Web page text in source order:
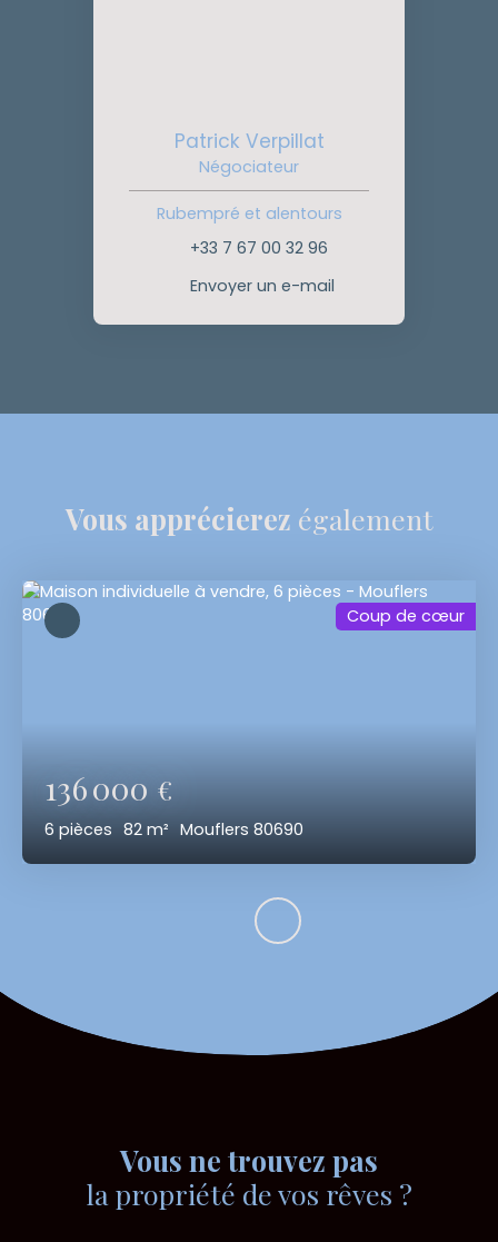
Patrick Verpillat
Négociateur
Rubempré et alentours
+33 7 67 00 32 96
Envoyer un e-mail
Vous apprécierez également
136 000€
6 pièces 82 m² Mouflers 80690
Coup de cœur
Vous ne trouvez pas
la propriété de vos rêves ?